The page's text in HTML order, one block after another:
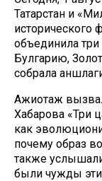
Татарстан и
исторического
объединила
Булгарию,
собрала
Ажиотаж
Хабарова «Три
как
почему образ
также
были чужды